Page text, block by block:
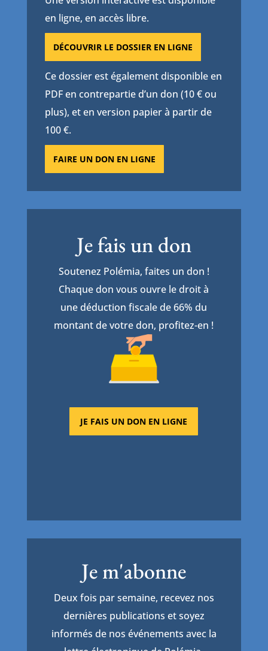
en ligne, en accès libre.
DÉCOUVRIR LE DOSSIER EN LIGNE
Ce dossier est également disponible en
PDF en contrepartie d’un don (10 € ou
plus), et en version papier à partir de
100 €.
FAIRE UN DON EN LIGNE
Je fais un don
Soutenez Polémia, faites un don !
Chaque don vous ouvre le droit à
une déduction fiscale de 66% du
montant de votre don, profitez-en !
JE FAIS UN DON EN LIGNE
Je m'abonne
Deux fois par semaine, recevez nos
dernières publications et soyez
informés de nos événements avec la